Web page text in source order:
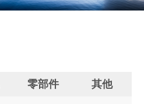
零部件 其他